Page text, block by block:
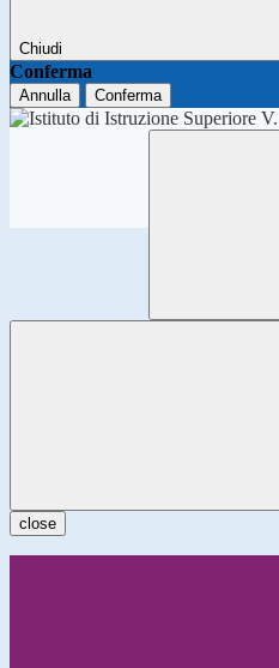
Chiudi
Conferma
Annulla Conferma
close